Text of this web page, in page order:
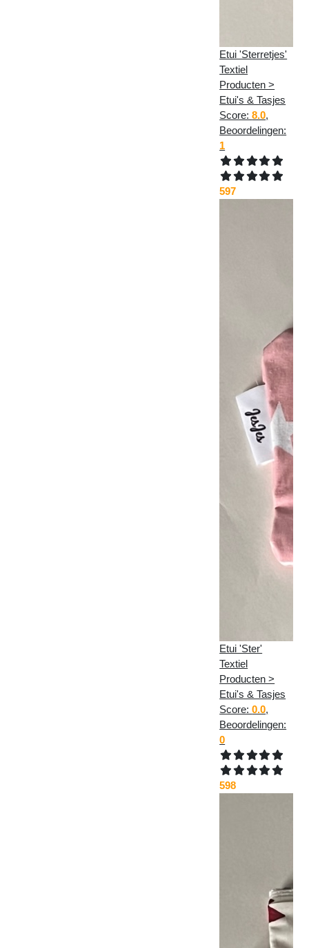
Etui 'Sterretjes'
Textiel
Producten >
Etui's & Tasjes
Score:8.0,
Beoordelingen:
1
597
Etui 'Ster'
Textiel
Producten >
Etui's & Tasjes
Score:0.0,
Beoordelingen:
0
598